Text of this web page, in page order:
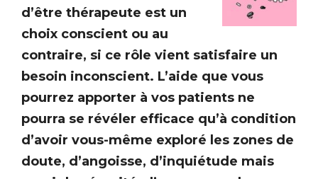
d’être thérapeute est un
choix conscient ou au
contraire, si ce rôle vient satisfaire un
besoin inconscient. L’aide que vous
pourrez apporter à vos patients ne
pourra se révéler efficace qu’à condition
d’avoir vous-même exploré les zones de
doute, d’angoisse, d’inquiétude mais